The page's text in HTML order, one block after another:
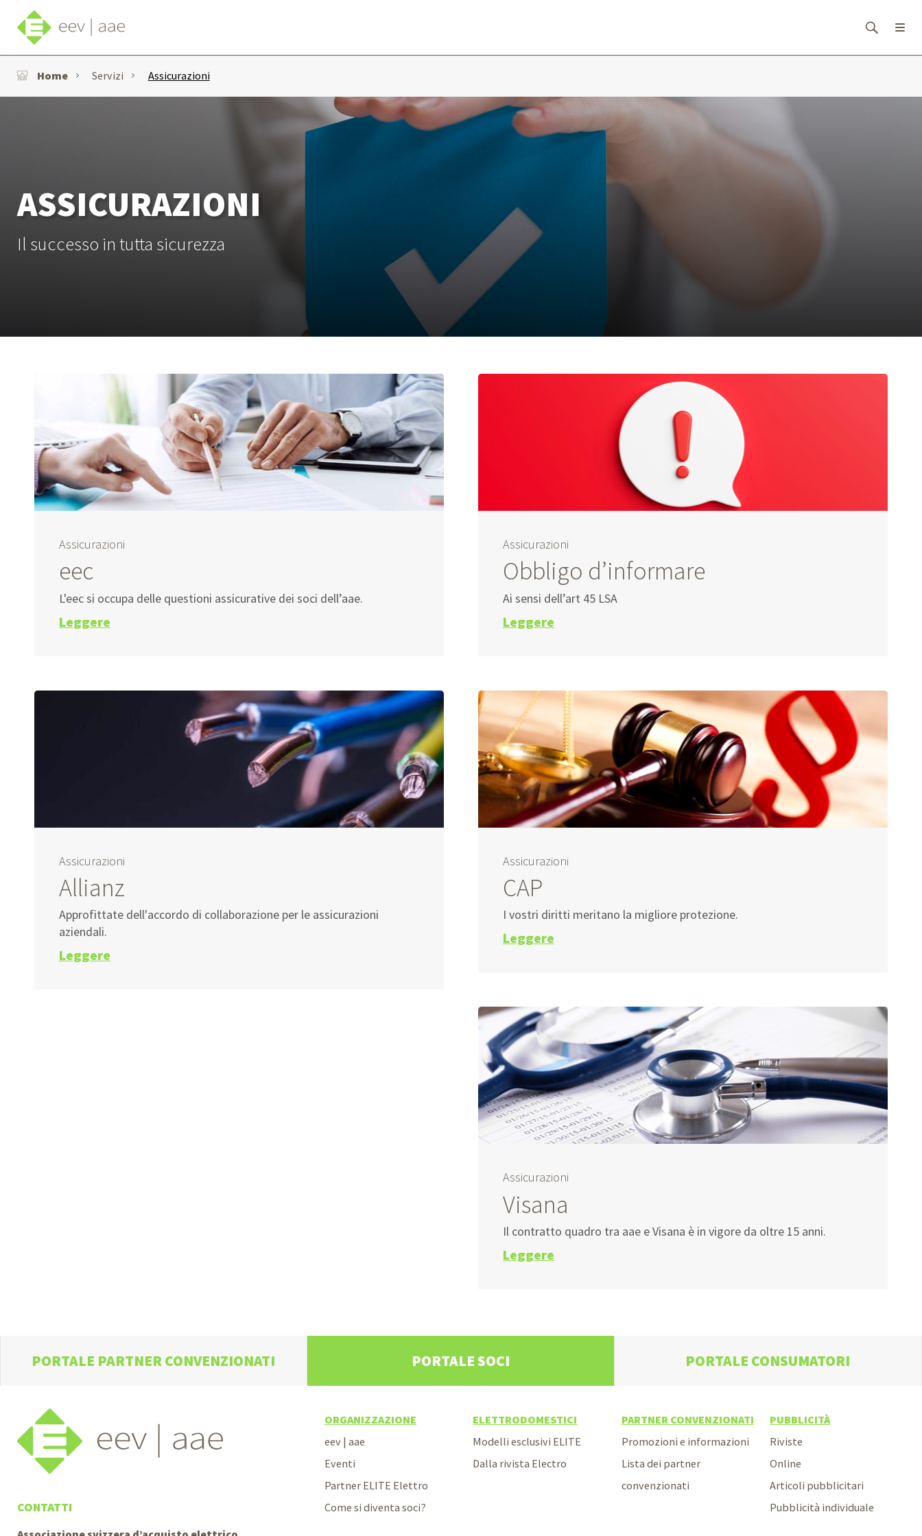
Home Servizi Assicurazioni
ASSICURAZIONI
Il successo in tutta sicurezza
Assicurazioni
eec
L'eec si occupa delle questioni assicurative dei soci dell’aae.
Leggere
Assicurazioni
Obbligo d’informare
Ai sensi dell’art 45 LSA
Leggere
Assicurazioni
Allianz
Approfittate dell'accordo di collaborazione per le assicurazioni
aziendali.
Leggere
Assicurazioni
CAP
I vostri diritti meritano la migliore protezione.
Leggere
Assicurazioni
Visana
Il contratto quadro tra aae e Visana è in vigore da oltre 15 anni.
Leggere
PORTALE PARTNER CONVENZIONATI PORTALE SOCI PORTALE CONSUMATORI
CONTATTI
ORGANIZZAZIONE
eev | aae
Eventi
Partner ELITE Elettro
Come si diventa soci?
ELETTRODOMESTICI
Modelli esclusivi ELITE
Dalla rivista Electro
PARTNER CONVENZIONATI
Promozioni e informazioni
Lista dei partner
convenzionati
PUBBLICITÀ
Riviste
Online
Articoli pubblicitari
Pubblicità individuale